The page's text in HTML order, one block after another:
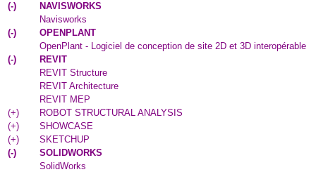
(-)
NAVISWORKS
Navisworks
(-)
OPENPLANT
OpenPlant - Logiciel de conception de site 2D et 3D interopérable
(-)
REVIT
REVIT Structure
REVIT Architecture
REVIT MEP
(+)
ROBOT STRUCTURAL ANALYSIS
(+)
SHOWCASE
(+)
SKETCHUP
(-)
SOLIDWORKS
SolidWorks